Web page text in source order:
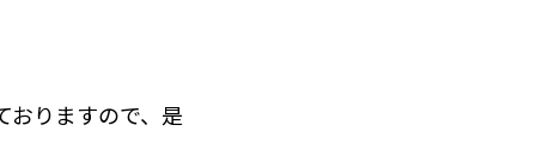
おりますので、是